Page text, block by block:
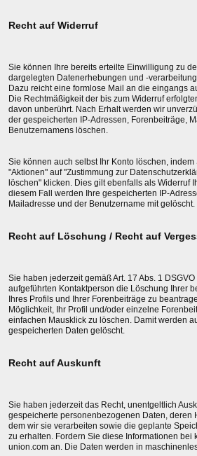
Recht auf Widerruf
Sie können Ihre bereits erteilte Einwilligung zu
dargelegten Datenerhebungen und -
Dazu reicht eine formlose Mail an die eingangs
Die Rechtmäßigkeit der bis zum Widerruf
davon unberührt. Nach Erhalt werden wir
der gespeicherten IP-Adressen, Forenbeiträge,
Benutzernamens löschen.
Sie können auch selbst Ihr Konto löschen,
"Aktionen" auf "Zustimmung zur
löschen" klicken. Dies gilt ebenfalls als Widerruf
diesem Fall werden Ihre gespeicherten IP-
Mailadresse und der Benutzername mit gelöscht.
Recht auf Löschung / Recht auf
Sie haben jederzeit gemäß Art. 17 Abs. 1
aufgeführten Kontaktperson die Löschung Ihrer
Ihres Profils und Ihrer Forenbeiträge zu
Möglichkeit, Ihr Profil und/oder einzelne
einfachen Mausklick zu löschen. Damit werden
gespeicherten Daten gelöscht.
Recht auf Auskunft
Sie haben jederzeit das Recht, unentgeltlich
gespeicherte personenbezogenen Daten, deren
dem wir sie verarbeiten sowie die geplante
zu erhalten. Fordern Sie diese Informationen bei
union.com an. Die Daten werden in